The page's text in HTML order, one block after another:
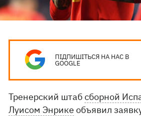
ПІДПИШІТЬСЯ НА НАС В
GOOGLE
Тренерский штабсборной
Луисом Энрике объявил